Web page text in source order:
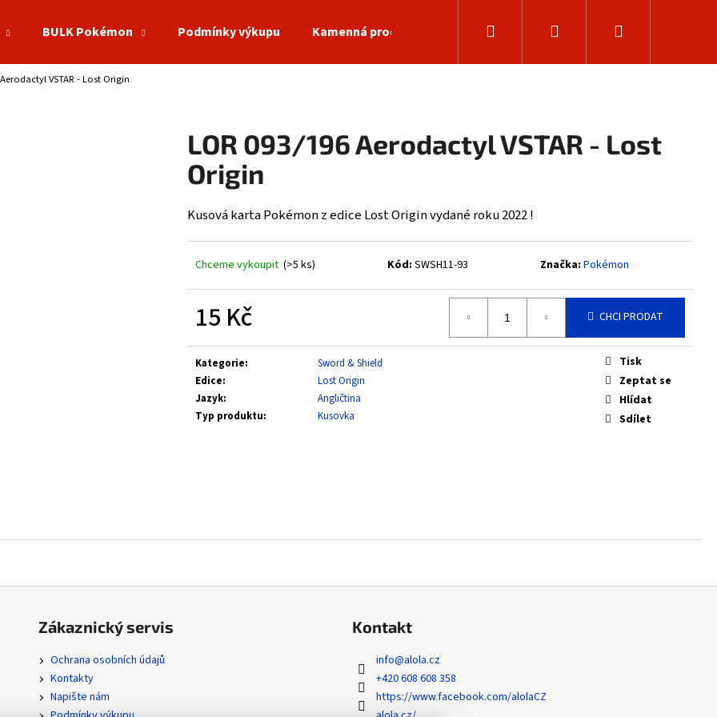
BULK Pokémon Podmínky výkupu Kamenná prodejna Přihlášení
VSTAR - Lost Origin
LOR 093/196 Aerodactyl VSTAR - Lost
Origin
Kusová karta Pokémon z edice Lost Origin vydané roku 2022 !
Chceme vykoupit (>5 ks) Kód: SWSH11-93 Značka: Pokémon
15 Kč
cena:
CHCI PRODAT
Kategorie:
Sword & Shield
Edice:
Lost Origin
Jazyk:
Angličtina
Typ produktu: Kusovka
Tisk
Zeptat se
Hlídat
Sdílet
Co potřebujete najít?
HLEDAT
ASCENDED HEROES REVERSE HOLO BULK
MEGA EVOLUTION NONHOLO BULK
Zákaznický servis
Ochrana osobních údajů
Kontakty
Napište nám
Kontakt
info@alola.cz
+420 608 608 358
https://www.facebook.com/alolaCZ